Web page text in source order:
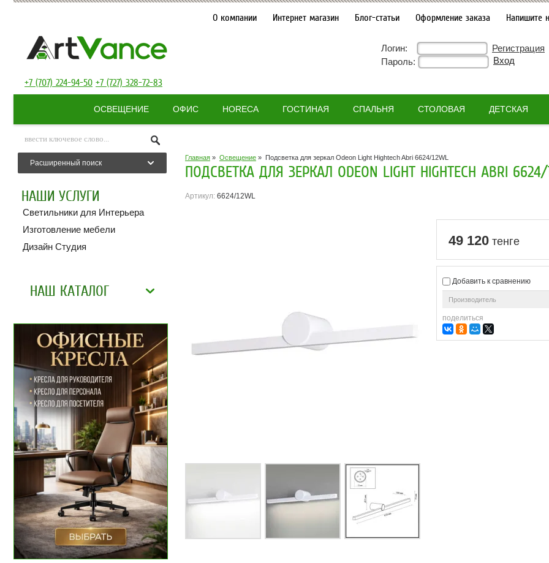
О компании Интернет магазин Блог-статьи Оформление заказа Напишите
Логин: Регистрация
Пароль:
+7 (707) 224-94-50 +7 (727) 328-72-83
ОСВЕЩЕНИЕ ОФИС HORECA ГОСТИНАЯ СПАЛЬНЯ СТОЛОВАЯ ДЕТСКАЯ
Расширенный поиск
НАШИ УСЛУГИ
Светильники для Интерьера
Изготовление мебели
Дизайн Студия
НАШ КАТАЛОГ
Главная » Освещение » Подсветка для зеркал Odeon Light Hightech Abri 6624/12WL
ПОДСВЕТКА ДЛЯ ЗЕРКАЛ ODEON LIGHT HIGHTECH ABRI 6624/
Артикул: 6624/12WL
49 120 тенге
Добавить к сравнению
Производитель
поделиться